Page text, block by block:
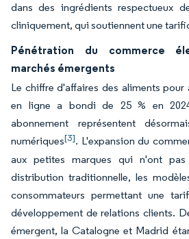
dans des ingrédients respectueux
cliniquement, qui soutiennent une
Pénétration du commerce
marchés émergents
Le chiffre d'affaires des aliments
en ligne a bondi de 25 % en
abonnement représentent
numériques[3]. L'expansion du
aux petites marques qui n'ont
distribution traditionnelle, les
consommateurs permettant une
développement de relations clients.
émergent, la Catalogne et Madrid